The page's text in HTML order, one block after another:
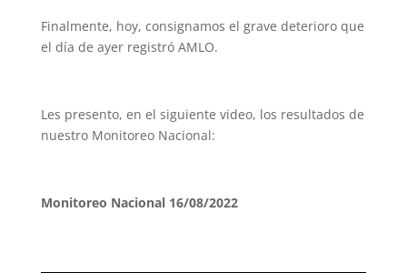
Finalmente, hoy, consignamos el grave deterioro que
el día de ayer registró AMLO.
Les presento, en el siguiente video, los resultados de
nuestro Monitoreo Nacional:
Monitoreo Nacional 16/08/2022